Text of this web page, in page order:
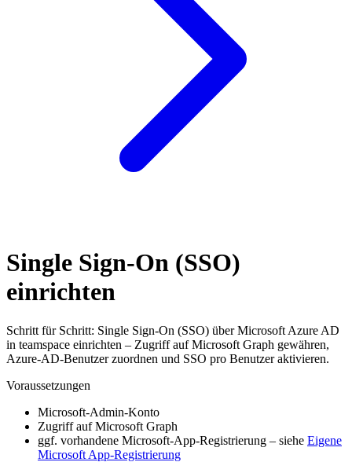
Single Sign-On (SSO)
einrichten
Schritt für Schritt: Single Sign-On (SSO) über Microsoft Azure AD
in teamspace einrichten – Zugriff auf Microsoft Graph gewähren,
Azure-AD-Benutzer zuordnen und SSO pro Benutzer aktivieren.
Voraussetzungen
Microsoft-Admin-Konto
Zugriff auf Microsoft Graph
ggf. vorhandene Microsoft-App-Registrierung – siehe Eigene
Microsoft App-Registrierung